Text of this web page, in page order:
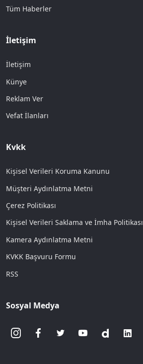
Tüm Haberler
İletişim
İletişim
Künye
Reklam Ver
Vefat İlanları
Kvkk
Kişisel Verileri Koruma Kanunu
Müşteri Aydınlatma Metni
Çerez Politikası
Kişisel Verileri Saklama ve İmha Politikası
Kamera Aydınlatma Metni
KVKK Başvuru Formu
RSS
Sosyal Medya